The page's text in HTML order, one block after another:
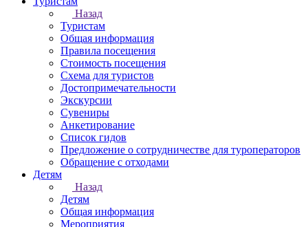
Назад
Туристам
Общая информация
Правила посещения
Стоимость посещения
Схема для туристов
Достопримечательности
Экскурсии
Сувениры
Анкетирование
Список гидов
Предложение о сотрудничестве для туроператоров
Обращение с отходами
Детям
Назад
Детям
Общая информация
Мероприятия